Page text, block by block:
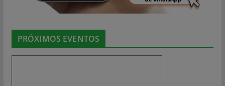
PRÓXIMOS EVENTOS